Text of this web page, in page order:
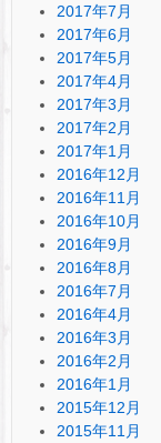
2017年7月
2017年6月
2017年5月
2017年4月
2017年3月
2017年2月
2017年1月
2016年12月
2016年11月
2016年10月
2016年9月
2016年8月
2016年7月
2016年4月
2016年3月
2016年2月
2016年1月
2015年12月
2015年11月